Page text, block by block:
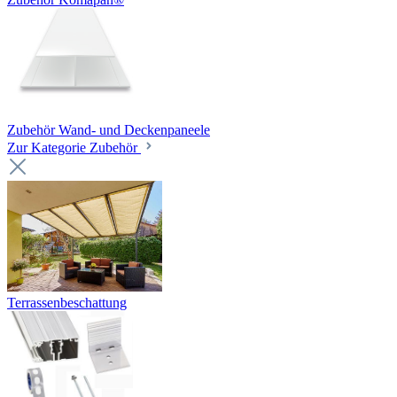
Zubehör Wand- und Deckenpaneele
Zur Kategorie Zubehör
Terrassenbeschattung